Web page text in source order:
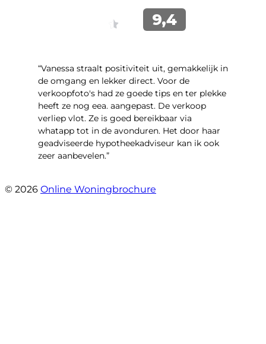
“Vanessa straalt positiviteit uit, gemakkelijk in
de omgang en lekker direct. Voor de
verkoopfoto's had ze goede tips en ter plekke
heeft ze nog eea. aangepast. De verkoop
verliep vlot. Ze is goed bereikbaar via
whatapp tot in de avonduren. Het door haar
geadviseerde hypotheekadviseur kan ik ook
zeer aanbevelen.”
© 2026 Online Woningbrochure